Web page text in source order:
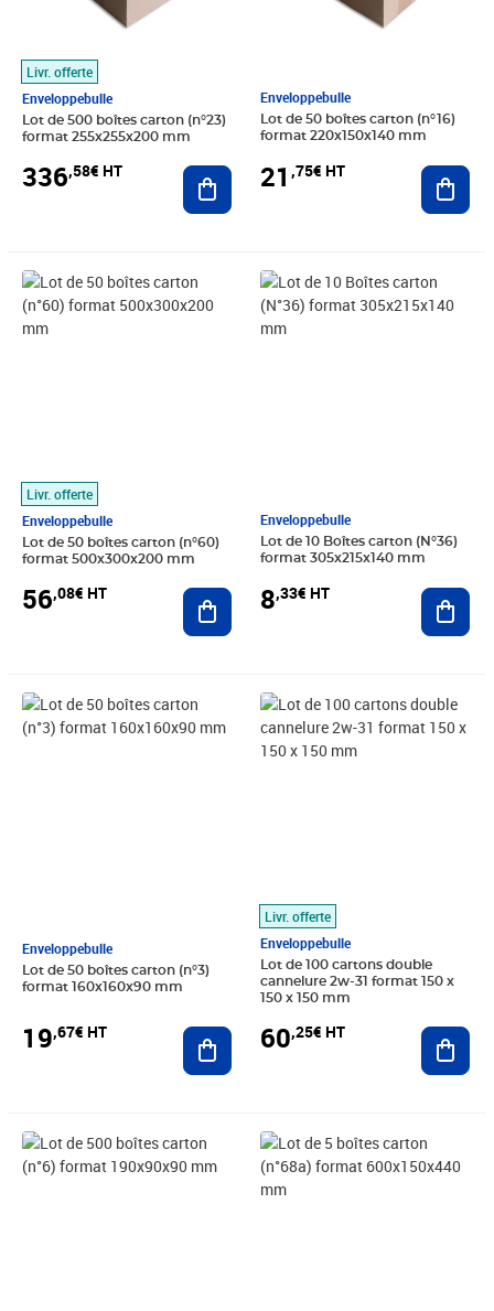
Livr. offerte
Enveloppebulle
Lot de 500 boîtes carton (n°23)
format 255x255x200 mm
336,58€ HT Ajouter au panier
Enveloppebulle
Lot de 50 boîtes carton (n°16)
format 220x150x140 mm
21 ,75€ HT
Livr. offerte
Enveloppebulle
Lot de 50 boîtes carton (n°60)
format 500x300x200 mm
56,08€ HT
Prix 56,08€ HT
Ajouter au panier
Enveloppebulle
Lot de 10 Boîtes carton (N°36)
format 305x215x140 mm
8,33€ HT
Prix 8,33€ HT
Enveloppebulle
Lot de 50 boîtes carton (n°3)
format 160x160x90 mm
19,67€ HT
Prix 19,67€ HT
Ajouter au panier
Livr. offerte
Enveloppebulle
Lot de 100 cartons double
cannelure 2w-31 format 150 x
150 x 150 mm
60,25€ HT
Prix 60,25€ HT
Prix 189,00€ HT Prix 11,42€ HT